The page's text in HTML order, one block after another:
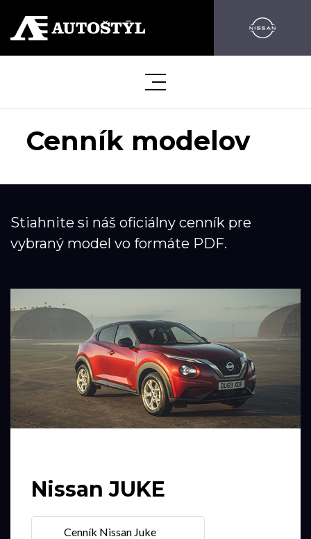
Cenník modelov
Stiahnite si náš oficiálny cenník pre
vybraný model vo formáte PDF.
Nissan JUKE
Cenník Nissan Juke